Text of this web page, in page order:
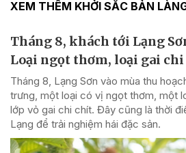
XEM THÊM KHỞI SẮC BẢN
Tháng 8, khách tới Lạng
Loại ngọt thơm, loại gai
Tháng 8, Lạng Sơn vào mùa thu
trưng, một loại có vị ngọt thơm, một
lớp vỏ gai chi chít. Đây cũng là thời
Lạng để trải nghiệm hái đặc sản.